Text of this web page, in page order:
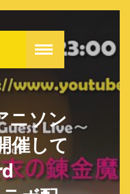
ニソン
催して